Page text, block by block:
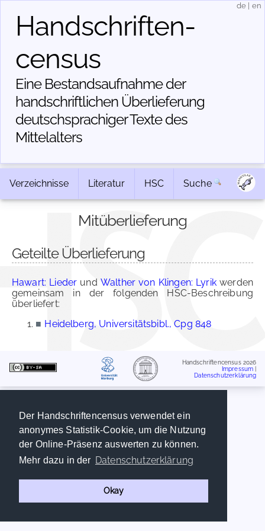
Der Handschriftencensus verwendet ein
anonymes Statistik-Cookie, um die Nutzung
der Online-Präsenz auswerten zu können.
Mehr dazu in der Datenschutzerklärung
Okay
Handschriften­
census
Eine Bestandsaufnahme der
handschriftlichen Über­lieferung
deutschsprachiger Texte des
Mittelalters
de en
Verzeichnisse Literatur HSC Suche
Mitüberlieferung
Geteilte Überlieferung
Hawart: Lieder und Walther von Klingen: Lyrikwerden
gemeinsam in der folgenden HSC-Beschreibung
überliefert:
■ Heidelberg, Universitätsbibl., Cpg 848
Handschriftencensus 2026
Impressum
Datenschutzerklärung